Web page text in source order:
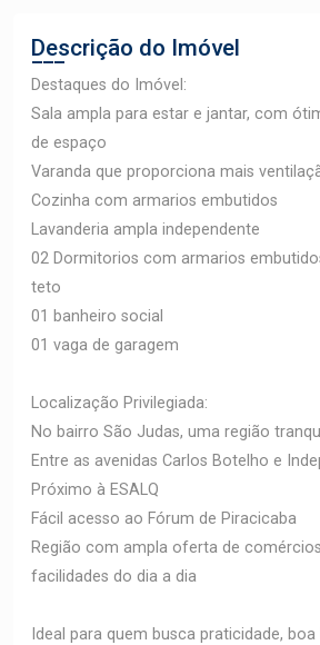
Descrição do Imóvel
Destaques do Imóvel:
Sala ampla para estar e jantar, com
de espaço
Varanda que proporciona mais
Cozinha com armarios embutidos
Lavanderia ampla independente
02 Dormitorios com armarios
teto
01 banheiro social
01 vaga de garagem
Localização Privilegiada:
No bairro São Judas, uma região
Entre as avenidas Carlos Botelho e
Próximo à ESALQ
Fácil acesso ao Fórum de Piracicaba
Região com ampla oferta de
facilidades do dia a dia
Ideal para quem busca praticidade,